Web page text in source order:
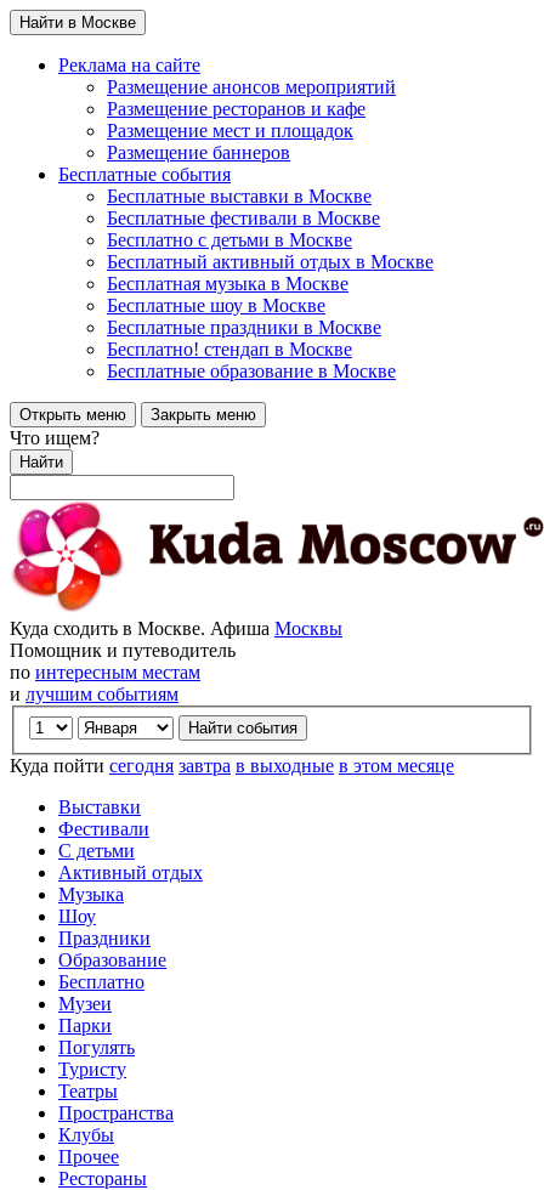
Найти в Москве
Реклама на сайте
Размещение анонсов мероприятий
Размещение ресторанов и кафе
Размещение мест и площадок
Размещение баннеров
Бесплатные события
Бесплатные выставки в Москве
Бесплатные фестивали в Москве
Бесплатно с детьми в Москве
Бесплатный активный отдых в Москве
Бесплатная музыка в Москве
Бесплатные шоу в Москве
Бесплатные праздники в Москве
Бесплатно! стендап в Москве
Бесплатные образование в Москве
Открыть меню Закрыть меню
Что ищем?
Найти
Куда сходить в Москве. Афиша Москвы
Помощник и путеводитель
по интересным местам
и лучшим событиям
Куда пойти сегодня завтра в выходные в этом месяце
Выставки
Фестивали
С детьми
Активный отдых
Музыка
Шоу
Праздники
Образование
Бесплатно
Музеи
Парки
Погулять
Туристу
Театры
Пространства
Клубы
Прочее
Рестораны